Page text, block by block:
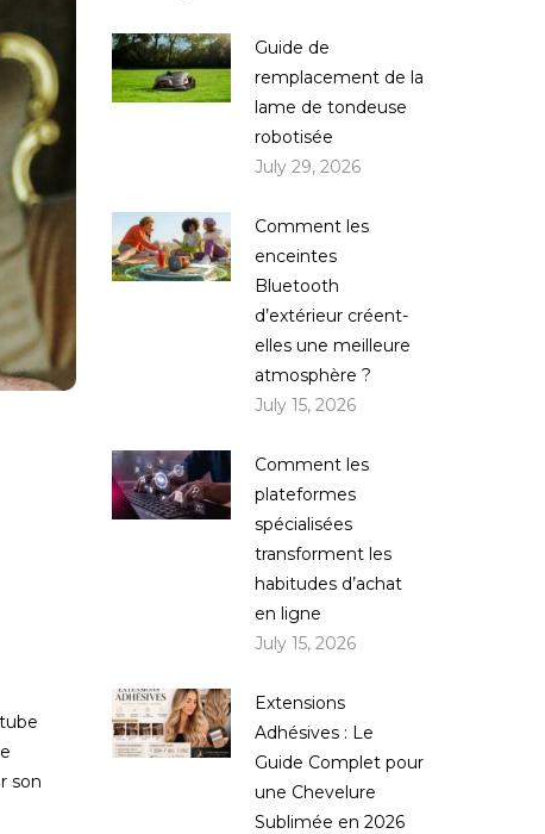
son
Guide de
remplacement de la
lame de tondeuse
robotisée
July 29, 2026
Comment les
enceintes
Bluetooth
d’extérieur créent-
elles une meilleure
atmosphère ?
July 15, 2026
Comment les
plateformes
spécialisées
transforment les
habitudes d’achat
en ligne
July 15, 2026
Extensions
Adhésives : Le
Guide Complet pour
une Chevelure
Sublimée en 2026